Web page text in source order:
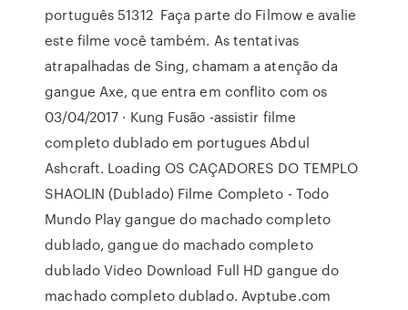
português 51312 Faça parte do Filmow e avalie
este filme você também. As tentativas
atrapalhadas de Sing, chamam a atenção da
gangue Axe, que entra em conflito com os
03/04/2017 · Kung Fusão -assistir filme
completo dublado em portugues Abdul
Ashcraft. Loading OS CAÇADORES DO TEMPLO
SHAOLIN (Dublado) Filme Completo - Todo
Mundo Play gangue do machado completo
dublado, gangue do machado completo
dublado Video Download Full HD gangue do
machado completo dublado. Avptube.com